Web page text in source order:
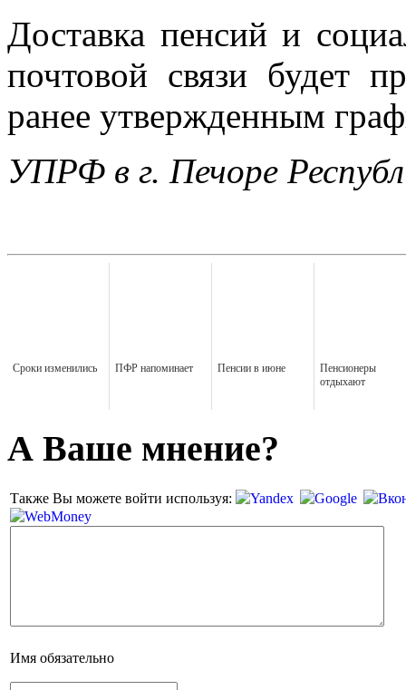
Доставка пенсий и
почтовой связи будет
ранее утвержденным
УПРФ в г. Печоре
Сроки изменились ПФР напоминает Пенсии в июне
Пенсионеры
отдыхают
А Ваше мнение?
Также Вы можете войти используя:
Имя обязательно